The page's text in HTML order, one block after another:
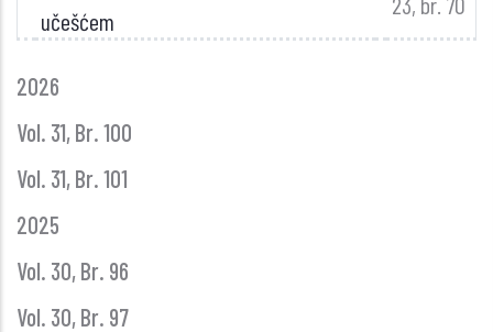
učešćem
GLASNIK
GODINE
2026
Vol. 31, Br. 100
Vol. 31, Br. 101
2025
Vol. 30, Br. 96
Vol. 30, Br. 97